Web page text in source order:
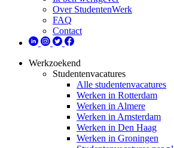
Over StudentenWerk
FAQ
Contact
Werkzoekend
Studentenvacatures
Alle studentenvacatures
Werken in Rotterdam
Werken in Almere
Werken in Amsterdam
Werken in Den Haag
Werken in Groningen